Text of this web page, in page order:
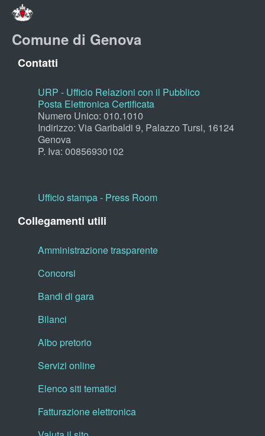
Comune di Genova
Contatti
URP - Ufficio Relazioni con il Pubblico
Posta Elettronica Certificata
Numero Unico: 010.1010
Indirizzo: Via Garibaldi 9, Palazzo Tursi, 16124
Genova
P. Iva: 00856930102
Ufficio stampa - Press Room
Collegamenti utili
Amministrazione trasparente
Concorsi
Bandi di gara
Bilanci
Albo pretorio
Servizi online
Elenco siti tematici
Fatturazione elettronica